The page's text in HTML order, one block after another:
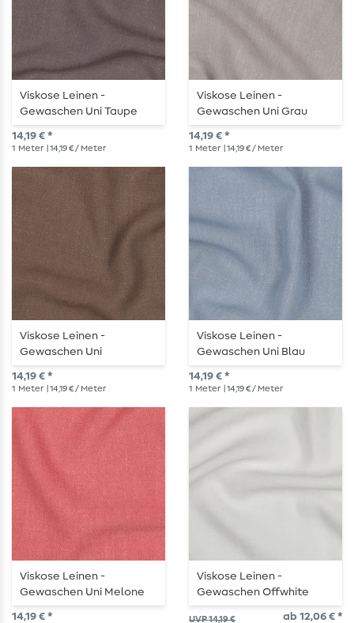
Viskose Leinen -
Gewaschen Uni Taupe
14,19 € *
1 Meter | 14,19 € / Meter
Viskose Leinen -
Gewaschen Uni Grau
14,19 € *
1 Meter | 14,19 € / Meter
Viskose Leinen -
Gewaschen Uni
Schokobraun
14,19 € *
1 Meter | 14,19 € / Meter
Viskose Leinen -
Gewaschen Uni Blau
14,19 € *
1 Meter | 14,19 € / Meter
Viskose Leinen -
Gewaschen Uni Melone
14,19 € *
Viskose Leinen -
Gewaschen Offwhite
UVP 14,19 € ab 12,06 € *